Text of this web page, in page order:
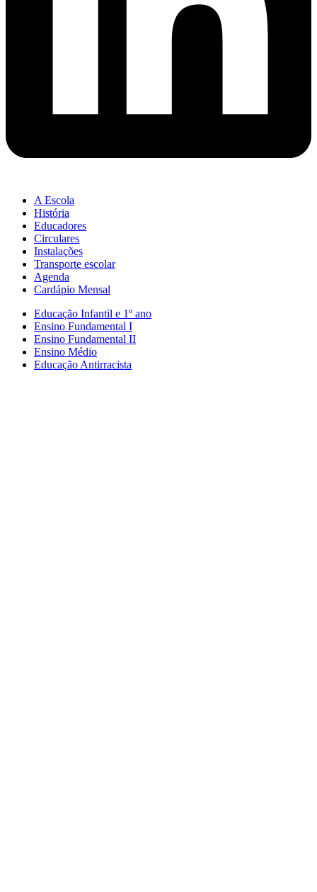
A Escola
História
Educadores
Circulares
Instalações
Transporte escolar
Agenda
Cardápio Mensal
Educação Infantil e 1º ano
Ensino Fundamental I
Ensino Fundamental II
Ensino Médio
Educação Antirracista